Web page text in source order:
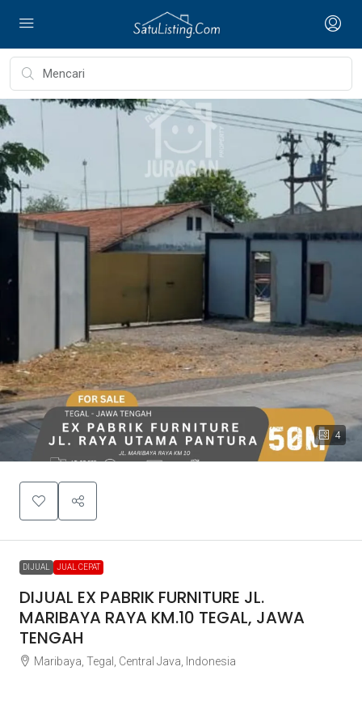
4
DIJUAL JUAL CEPAT
DIJUAL EX PABRIK FURNITURE JL.
MARIBAYA RAYA KM.10 TEGAL, JAWA
TENGAH
Maribaya, Tegal, Central Java, Indonesia